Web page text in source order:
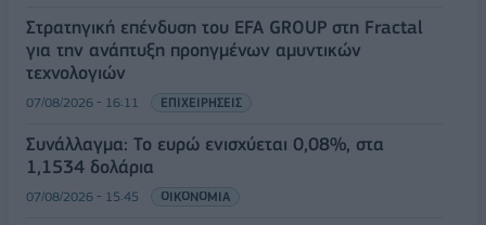
Στρατηγική επένδυση του EFA GROUP στη Fractal
για την ανάπτυξη προηγμένων αμυντικών
τεχνολογιών
07/08/2026 - 16:11 ΕΠΙΧΕΙΡΗΣΕΙΣ
Συνάλλαγμα: Το ευρώ ενισχύεται 0,08%, στα
1,1534 δολάρια
07/08/2026 - 15:45 ΟΙΚΟΝΟΜΙΑ